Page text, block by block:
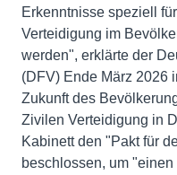
Erkenntnisse speziell
Verteidigung im
werden", erklärte der
(DFV) Ende März 2026
Zukunft des
Zivilen Verteidigung in
Kabinett den "Pakt für
beschlossen, um